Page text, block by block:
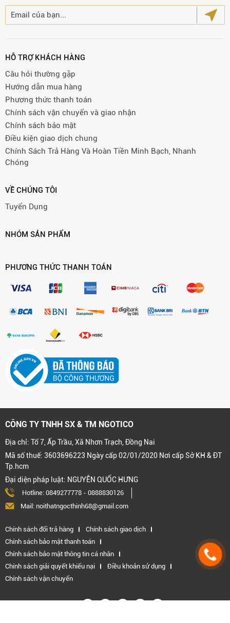
HỖ TRỢ KHÁCH HÀNG
Câu hỏi thường gặp
Hướng dẫn mua hàng
Phương thức thanh toán
Chính sách vận chuyển và giao nhận
Chính sách bảo mật
Điều kiện giao dịch chung
Chính Sách Trả Hàng Và Hoàn Tiền Minh Bạch, Nhanh
Chóng
VỀ CHÚNG TÔI
Tuyển Dụng
NHÓM SẢN PHẨM
PHƯƠNG THỨC THANH TOÁN
CÔNG TY TNHH SX & TM NGOTICO
Địa chỉ: Tổ 7, Ấp Trầu, Xã Nhơn Trạch, Đồng Nai
Mã số thuế: 3603696223 Ngày cấp 02/01/2020 Nơi cấp Sở KH & ĐT
Tp.hcm
Đại diện pháp luật: NGUYỄN QUỐC HƯNG
Hotline: 0849277778 - 0888830126
Mail: noithatngocthinh68@gmail.com
Chính sách đổi trả hàng
Chính sách giao dịch
Chính sách bảo mật thanh toán
Chính sách bảo mật thông tin cá nhân
Chính sách giải quyết khiếu nại
Điều khoản sử dụng
Chính sách vận chuyển